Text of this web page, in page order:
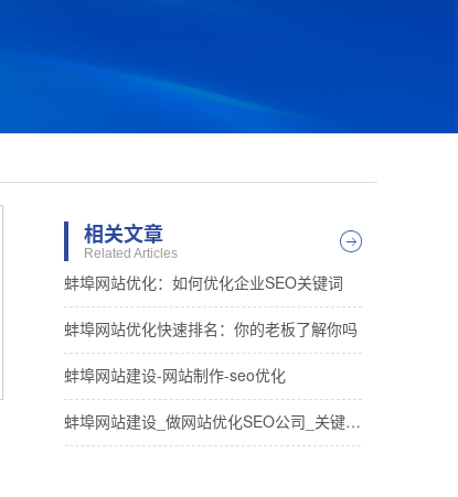
相关文章
Related Articles
蚌埠网站优化：如何优化企业SEO关键词
蚌埠网站优化快速排名：你的老板了解你吗
蚌埠网站建设-网站制作-seo优化
蚌埠网站建设_做网站优化SEO公司_关键词排名